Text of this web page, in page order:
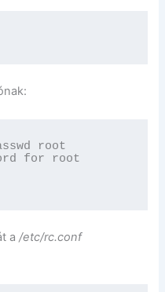
root
for root
a/etc/rc.conf